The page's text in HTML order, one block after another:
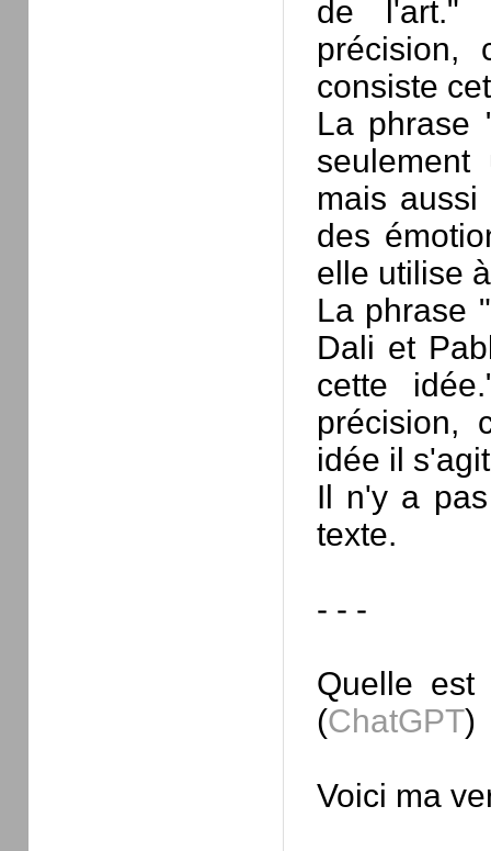
de l'art."
consiste
La phrase
mais
des
elle utilise
La phrase
Dali et
cette
précision,
idée il
Il n'y a
texte.
- - -
Quelle
(ChatGPT)
Voici ma